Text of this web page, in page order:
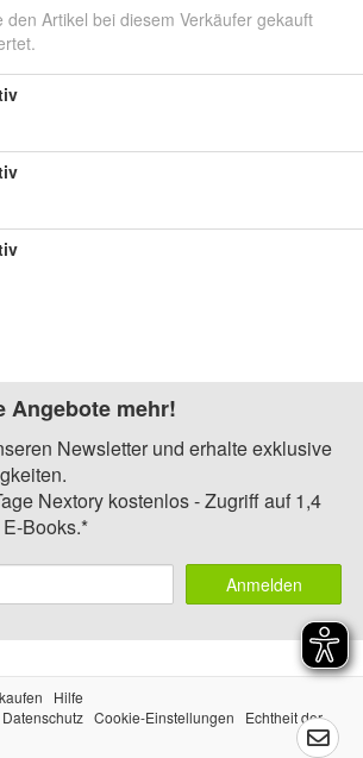
den Artikel bei diesem Verkäufer gekauft
Angebote mehr!
Newsletter und erhalte exklusive
Nextory kostenlos - Zugriff auf 1,4
Books.*
Anmelden
Hilfe
Datenschutz Cookie-Einstellungen
Echtheit der